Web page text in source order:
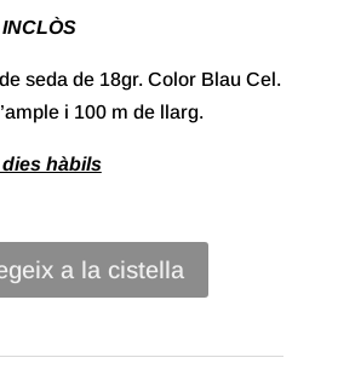
seda de 18gr. Color Blau Cel.
i 100 m de llarg.
dies hàbils
a la cistella